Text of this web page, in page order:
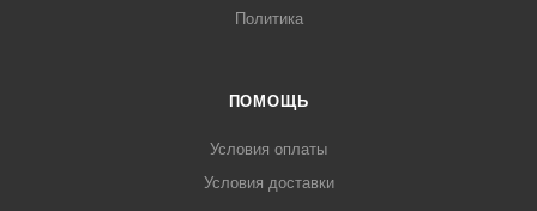
Политика
ПОМОЩЬ
Условия оплаты
Условия доставки